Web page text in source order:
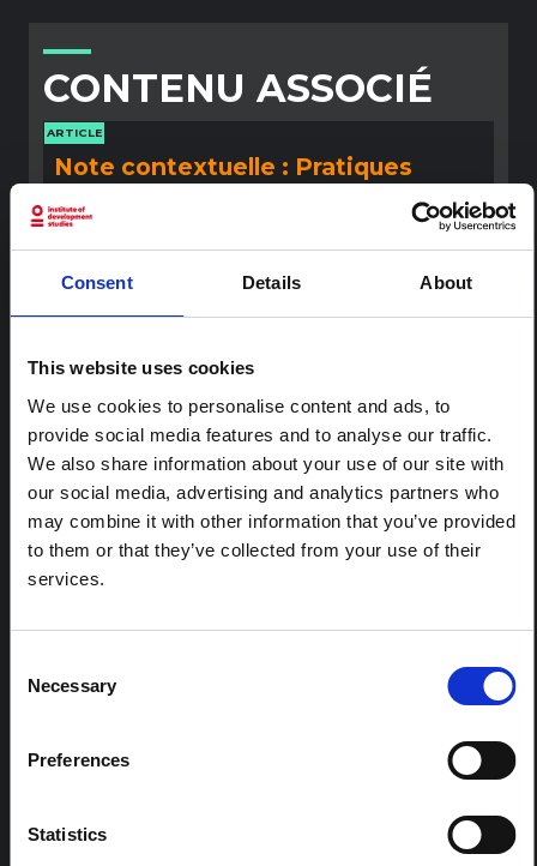
Consent Details About
This website uses cookies
We use cookies to personalise content and ads, to
provide social media features and to analyse our traffic.
We also share information about your use of our site with
our social media, advertising and analytics partners who
may combine it with other information that you’ve provided
to them or that they’ve collected from your use of their
services.
Selection
Necessary
Preferences
Statistics
CONTENU ASSOCIÉ
ARTICLE
Note contextuelle : Pratiques
Cette note est la deuxième produite par " le collectif
pour l'Ituri ", un réseau informel principalement animé
par des chercheurs en sciences sociales qui fournissent
l'épidémie d'Ebola à Bundibugyo dans l'Ituri, à l'est de
HAL Sciences ouvertes
ARTICLE
Note contextuelle sur l'épidémie
d'Ebola Bundibugyo en Ituri (2026)
Cette note fournit un contexte sur la province de l'Ituri,
actuellement touchée par une épidémie d'Ebola
Bundibugyo. La note n'aborde pas directement
2026